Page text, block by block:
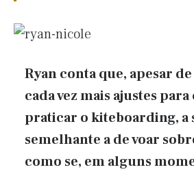
Ryan conta que, apesar
cada vez mais ajustes
praticar o kiteboarding, a
semelhante a de voar
como se, em alguns